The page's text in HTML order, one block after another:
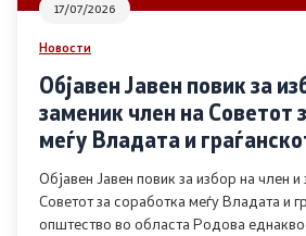
Дијалог меѓу Владата и
Отворени денови за иницијативи
организации
Финансиска поддршка
17/07/2026
Новости
Објавен Јавен повик за
заменик член на Советот
меѓу Владата и
во областа Родова
Објавен Јавен повик за избор на член
Советот за соработка меѓу Владата и
општество во областа Родова